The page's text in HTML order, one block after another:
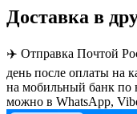
Доставка в
✈️ Отправка Почтой
день после оплаты на
на мобильный банк по
можно в WhatsApp,